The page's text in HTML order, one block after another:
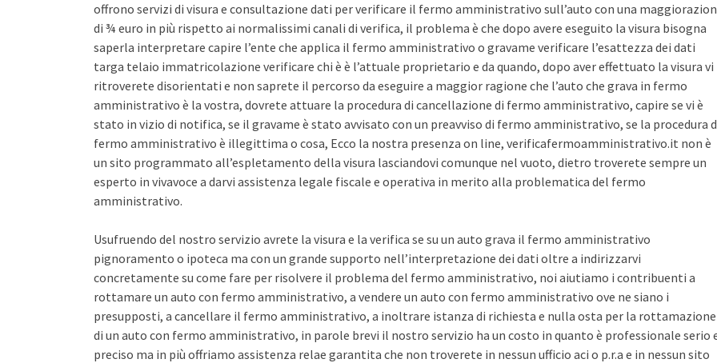
offrono servizi di visura e consultazione dati per verificare il fermo amministrativo sull’auto con una
di ¾ euro in più rispetto ai normalissimi canali di verifica, il problema è che dopo avere eseguito la visura bisogna
saperla interpretare capire l’ente che applica il fermo amministrativo o gravame verificare l’esattezza dei dati
targa telaio immatricolazione verificare chi è è l’attuale proprietario e da quando, dopo aver effettuato la visura vi
ritroverete disorientati e non saprete il percorso da eseguire a maggior ragione che l’auto che grava in fermo
amministrativo è la vostra, dovrete attuare la procedura di cancellazione di fermo amministrativo, capire se vi è
stato in vizio di notifica, se il gravame è stato avvisato con un preavviso di fermo amministrativo, se la procedura
fermo amministrativo è illegittima o cosa, Ecco la nostra presenza on line, verificafermoamministrativo.it non è
un sito programmato all’espletamento della visura lasciandovi comunque nel vuoto, dietro troverete sempre un
esperto in vivavoce a darvi assistenza legale fiscale e operativa in merito alla problematica del fermo
amministrativo.
Usufruendo del nostro servizio avrete la visura e la verifica se su un auto grava il fermo amministrativo
pignoramento o ipoteca ma con un grande supporto nell’interpretazione dei dati oltre a indirizzarvi
concretamente su come fare per risolvere il problema del fermo amministrativo, noi aiutiamo i contribuenti a
rottamare un auto con fermo amministrativo, a vendere un auto con fermo amministrativo ove ne siano i
presupposti, a cancellare il fermo amministrativo, a inoltrare istanza di richiesta e nulla osta per la rottamazione
di un auto con fermo amministrativo, in parole brevi il nostro servizio ha un costo in quanto è professionale serio
preciso ma in più offriamo assistenza relae garantita che non troverete in nessun ufficio aci o p.r.a e in nessun sito